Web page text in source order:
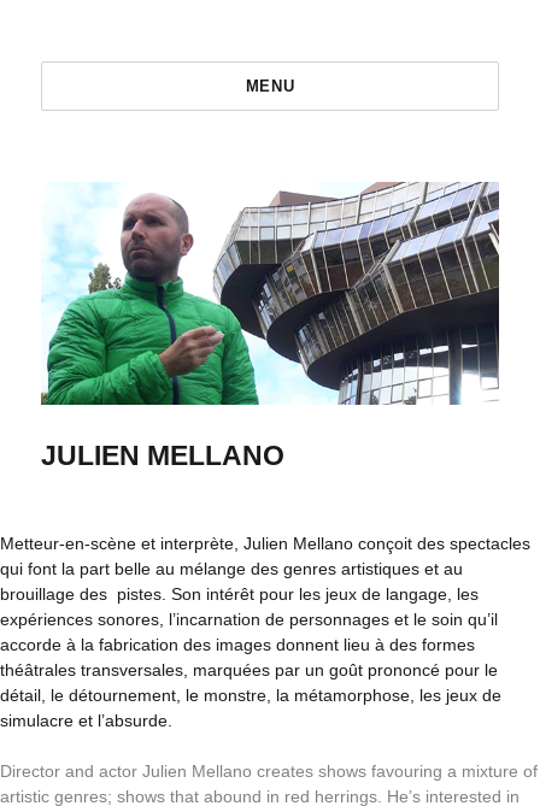
MENU
JULIEN MELLANO
Metteur-en-scène et interprète, Julien Mellano conçoit des spectacles
qui font la part belle au mélange des genres artistiques et au
brouillage des pistes. Son intérêt pour les jeux de langage, les
expériences sonores, l’incarnation de personnages et le soin qu’il
accorde à la fabrication des images donnent lieu à des formes
théâtrales transversales, marquées par un goût prononcé pour le
détail, le détournement, le monstre, la métamorphose, les jeux de
simulacre et l’absurde.
Director and actor Julien Mellano creates shows favouring a mixture of
artistic genres; shows that abound in red herrings. He’s interested in